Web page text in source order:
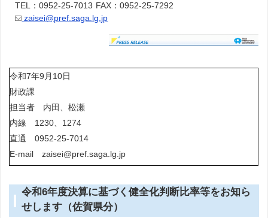
TEL：0952-25-7013 FAX：0952-25-7292
zaisei@pref.saga.lg.jp
令和7年9月10日
財政課
担当者 内田、松瀬
内線 1230、1274
直通 0952-25-7014
E-mail zaisei@pref.saga.lg.jp
令和6年度決算に基づく健全化判断比率等をお知ら
せします（佐賀県分）